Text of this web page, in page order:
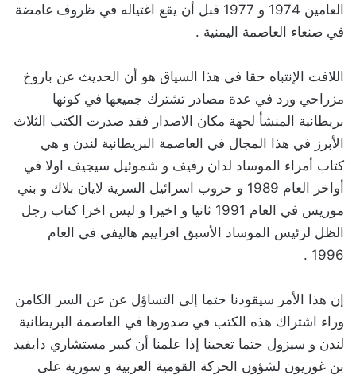
العامين 1974 و 1977 قبل أن يقع اغتياله في ظروف غامضة
في صنعاء العاصمة اليمنية .
‏اللافت الإنتباه حقا في هذا السياق هو أن الحديث عن باروخ
مزراحي ورد في عدة مصادر تشترك جميعها في كونها
بريطانية المنشأ لجهة مكان الاصدار فقد صدرت الكتب الثلاث
الأبرز في هذا المجال في العاصمة البريطانية لندن و هي
كتاب أمراء الموساد لدان رفيف و شموئيل سيجيف اولا في
أواخر العام 1989 و حروب اسرائيل السرية لايان بلاك و بني
موريس في العام 1991 ثانيا و اخيرا و ليس اخرا كتاب رجل
الظل لرئيس الموساد الأسبق افراييم هاليفي في العام
1996 .
‏إن هذا الأمر سيقودنا حتما إلى التساؤل عن عن السر الكامن
وراء اشتراك هذه الكتب في صدورها في العاصمة البريطانية
لندن و سيزول حتما تعجبنا إذا علمنا أن كبير مستشاري دايفيد
بن غوريون لشؤون الحركة القومية العربية و سورية على